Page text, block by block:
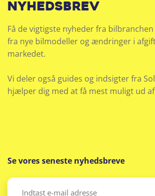
nyhedsbrev
Få de vigtigste nyheder fra
fra nye bilmodeller og ændringer i
markedet.
Vi deler også guides og indsigter fra
hjælper dig med at få mest muligt ud
Se vores seneste nyhedsbreve
Email